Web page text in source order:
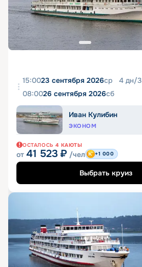
15:0023 сентября 2026ср 4 дн/3
08:0026 сентября 2026сб
Иван Кулибин
ЭКОНОМ
ОСТАЛОСЬ 4 КАЮТЫ
от 41 523 ₽ /чел +1 000
Выбрать круиз